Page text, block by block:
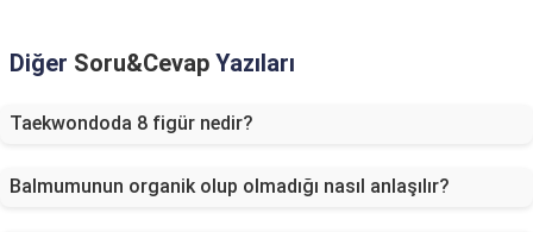
Diğer Soru&Cevap Yazıları
Taekwondoda 8 figür nedir?
Balmumunun organik olup olmadığı nasıl anlaşılır?